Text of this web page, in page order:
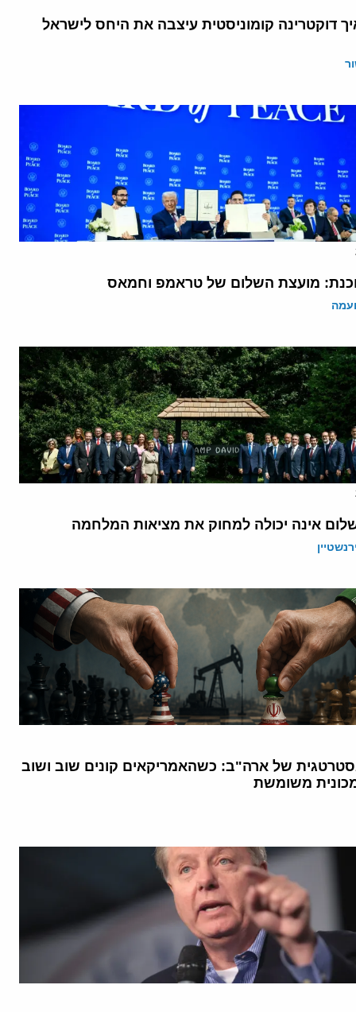
דוקטרינה קומוניסטית עיצבה את היחס לישראל
מועצת השלום של טראמפ וחמאס
אינה יכולה למחוק את מציאות המלחמה
של ארה"ב: כשהאמריקאים קונים שוב ושוב
משומשת